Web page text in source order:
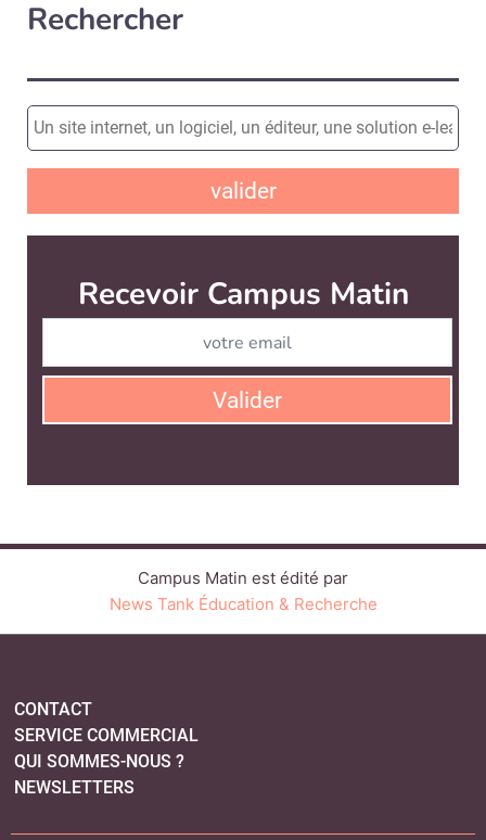
Rechercher
valider
Recevoir Campus Matin
Valider
Campus Matin est édité par
News Tank Éducation & Recherche
CONTACT
SERVICE COMMERCIAL
QUI SOMMES-NOUS ?
NEWSLETTERS